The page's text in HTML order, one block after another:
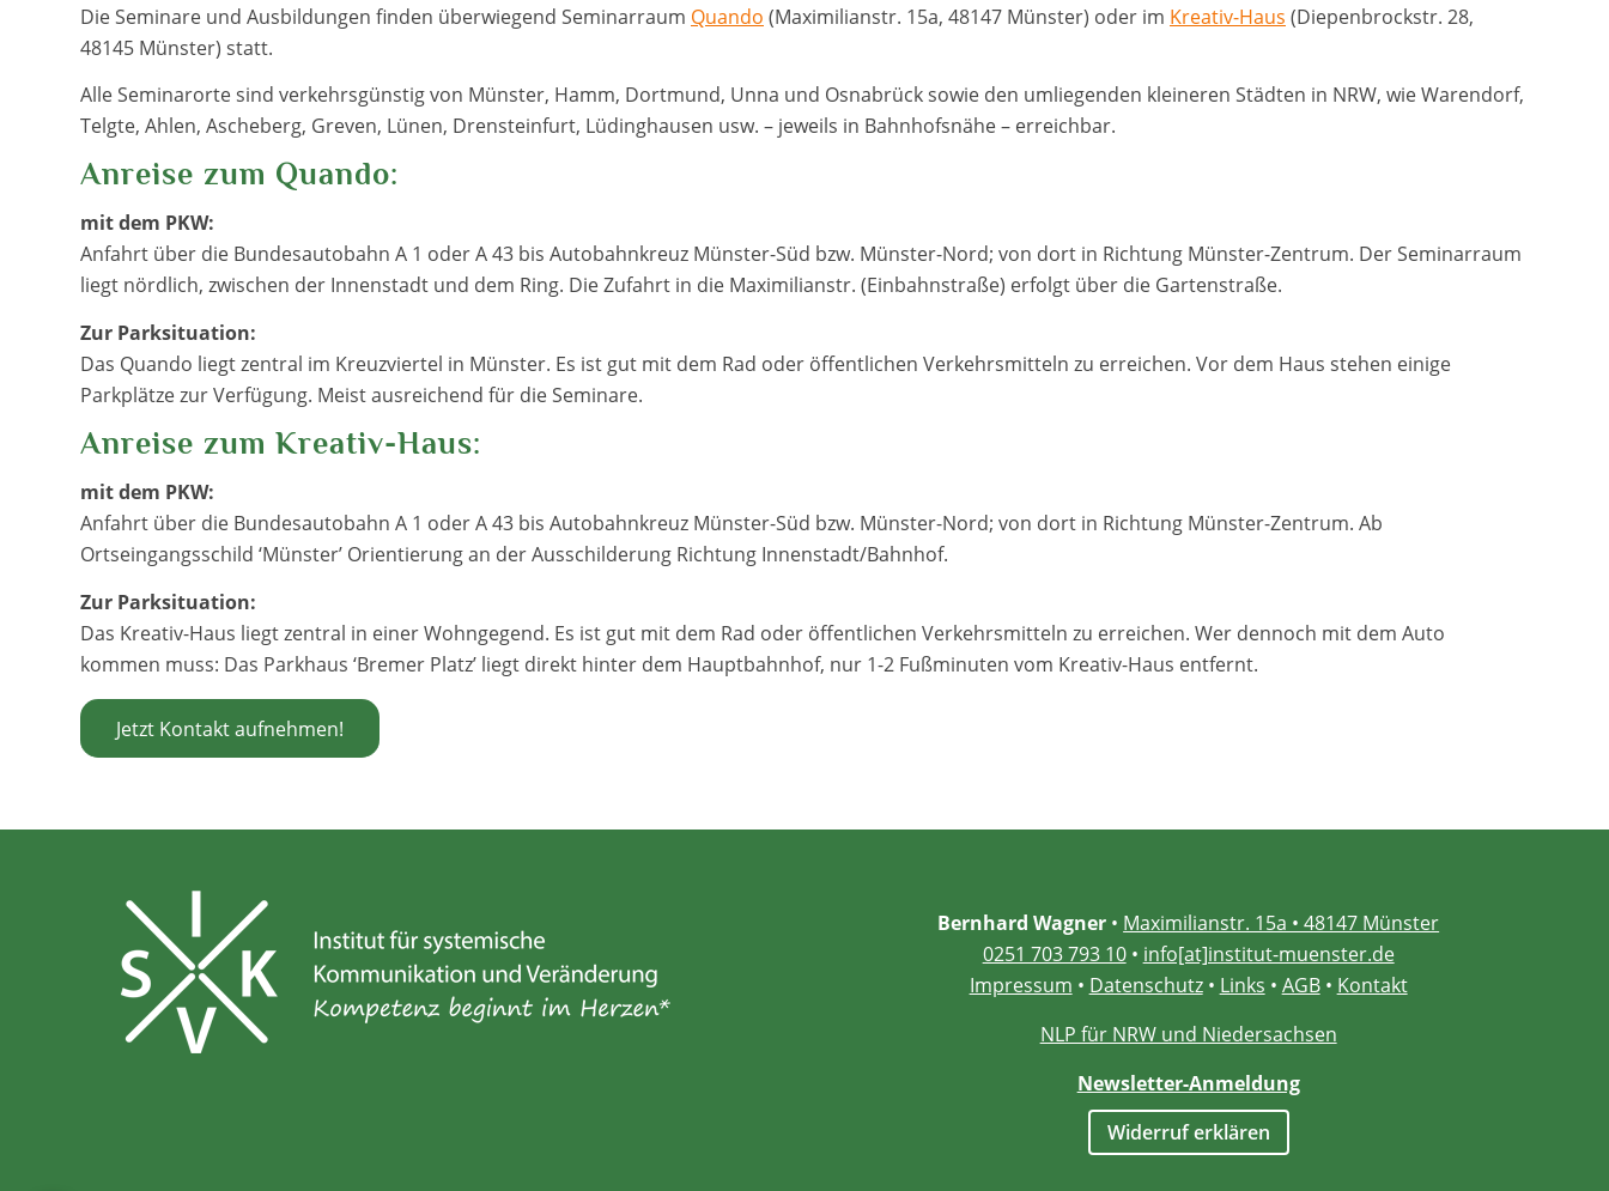
Die Seminare und Ausbildungen finden überwiegend Seminarraum Quando (Maximilianstr. 15a, 48147 Münster) oder im Kreativ-Haus (Diepenbrockstr. 28,
48145 Münster) statt.
Alle Seminarorte sind verkehrsgünstig von Münster, Hamm, Dortmund, Unna und Osnabrück sowie den umliegenden kleineren Städten in NRW, wie Warendorf,
Telgte, Ahlen, Ascheberg, Greven, Lünen, Drensteinfurt, Lüdinghausen usw. – jeweils in Bahnhofsnähe – erreichbar.
Anreise zum Quando:
mit dem PKW:
Anfahrt über die Bundesautobahn A 1 oder A 43 bis Autobahnkreuz Münster-Süd bzw. Münster-Nord; von dort in Richtung Münster-Zentrum. Der Seminarraum
liegt nördlich, zwischen der Innenstadt und dem Ring. Die Zufahrt in die Maximilianstr. (Einbahnstraße) erfolgt über die Gartenstraße.
Zur Parksituation:
Das Quando liegt zentral im Kreuzviertel in Münster. Es ist gut mit dem Rad oder öffentlichen Verkehrsmitteln zu erreichen. Vor dem Haus stehen einige
Parkplätze zur Verfügung. Meist ausreichend für die Seminare.
Anreise zum Kreativ-Haus:
mit dem PKW:
Anfahrt über die Bundesautobahn A 1 oder A 43 bis Autobahnkreuz Münster-Süd bzw. Münster-Nord; von dort in Richtung Münster-Zentrum. Ab
Ortseingangsschild ‘Münster’ Orientierung an der Ausschilderung Richtung Innenstadt/Bahnhof.
Zur Parksituation:
Das Kreativ-Haus liegt zentral in einer Wohngegend. Es ist gut mit dem Rad oder öffentlichen Verkehrsmitteln zu erreichen. Wer dennoch mit dem Auto
kommen muss: Das Parkhaus ‘Bremer Platz’ liegt direkt hinter dem Hauptbahnhof, nur 1-2 Fußminuten vom Kreativ-Haus entfernt.
Jetzt Kontakt aufnehmen!
Bernhard Wagner • Maximilianstr. 15a • 48147 Münster
0251 703 793 10• info[at]institut-muenster.de
Impressum • Datenschutz• Links • AGB• Kontakt
NLP für NRW und Niedersachsen
Newsletter-Anmeldung
Widerruf erklären